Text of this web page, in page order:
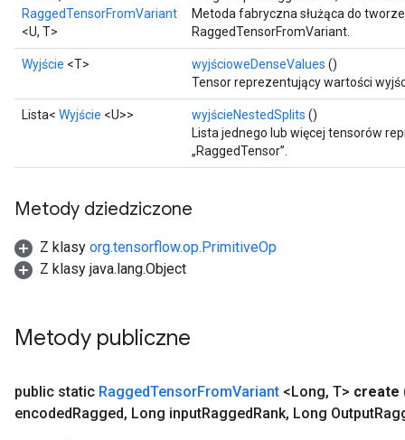
RaggedTensorFromVariant
<U, T>
Metoda fabryczna służąca do
RaggedTensorFromVariant.
Wyjście <T> wyjścioweDenseValues ​​()
Tensor reprezentujący wartości
Lista< Wyjście <U>> wyjścieNestedSplits ()
Lista jednego lub więcej tensorów
„RaggedTensor”.
Metody dziedziczone
Z klasy org.tensorflow.op.PrimitiveOp
Z klasy java.lang.Object
Metody publiczne
public static RaggedTensorFromVariant <Long, T> create
encodedRagged, Long inputRaggedRank, Long Output